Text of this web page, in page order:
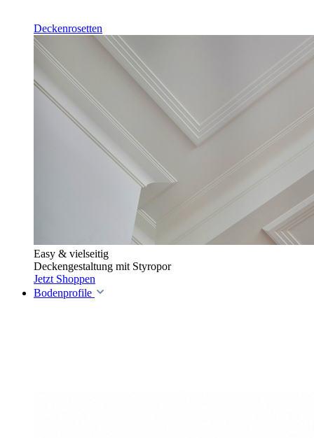
Deckenrosetten
Easy & vielseitig
Deckengestaltung mit Styropor
Jetzt Shoppen
Bodenprofile